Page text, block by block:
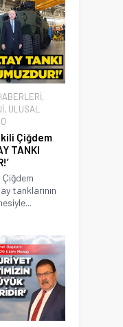
,
, ULUSAL
Çiğdem
TANKI
tanklarının